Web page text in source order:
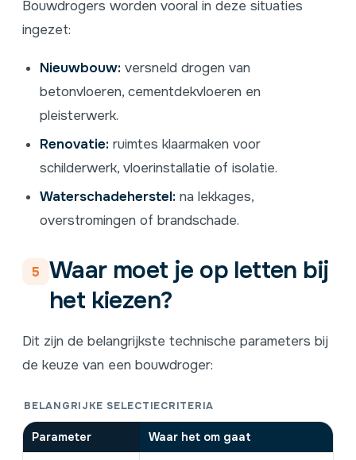
Bouwdrogers worden vooral in deze situaties
ingezet:
Nieuwbouw: versneld drogen van
betonvloeren, cementdekvloeren en
pleisterwerk.
Renovatie: ruimtes klaarmaken voor
schilderwerk, vloerinstallatie of isolatie.
Waterschadeherstel: na lekkages,
overstromingen of brandschade.
5
Waar moet je op letten bij
het kiezen?
Dit zijn de belangrijkste technische parameters bij
de keuze van een bouwdroger:
BELANGRIJKE SELECTIECRITERIA
Parameter Waar het om gaat